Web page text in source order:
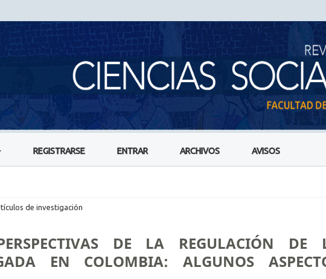
REGISTRARSE ENTRAR ARCHIVOS AVISOS
de investigación
DE LA REGULACIÓN DE
EN COLOMBIA: ALGUNOS